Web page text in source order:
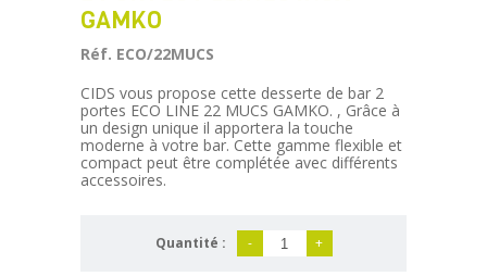
GAMKO
Réf. ECO/22MUCS
CIDS vous propose cette desserte de bar 2
portes ECO LINE 22 MUCS GAMKO. , Grâce à
un design unique il apportera la touche
moderne à votre bar. Cette gamme flexible et
compact peut être complétée avec différents
accessoires.
Quantité : - +